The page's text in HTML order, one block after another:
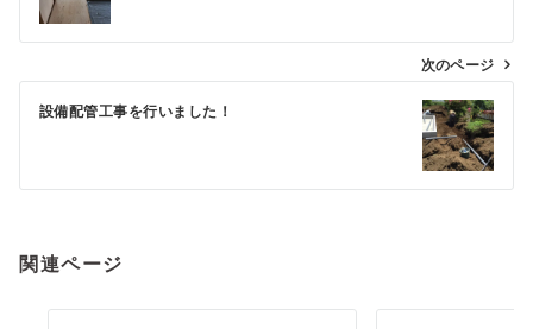
ナ
ゲ
シ
ン
次のページ
設備配管工事を行いました！
関連ページ